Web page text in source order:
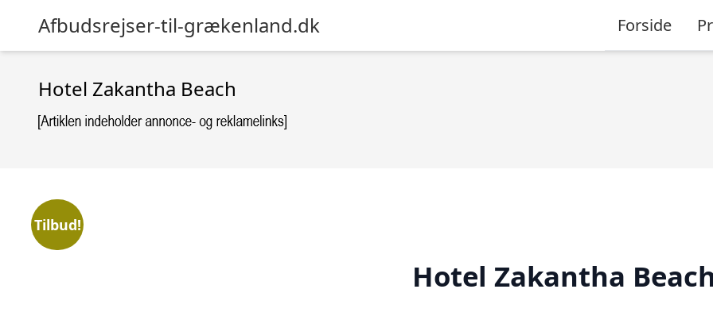
Afbudsrejser-til-grækenland.dk Forside
Hotel Zakantha Beach
Tilbud!
Hotel Zakantha